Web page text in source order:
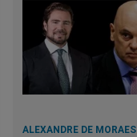
ALEXANDRE DE MORAES